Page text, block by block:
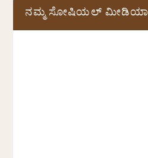
ನಮ್ಮ ಸೋಷಿಯಲ್‌ ಮೀಡಿಯಾ